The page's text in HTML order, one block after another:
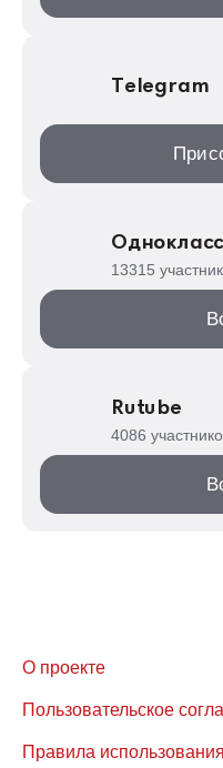
Telegram
13315
Rutube
4086
О проекте
Пользовательское
Правила